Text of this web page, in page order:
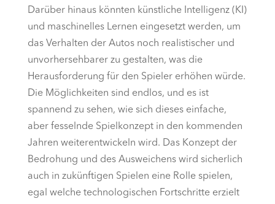
Darüber hinaus könnten künstliche Intelligenz (KI)
und maschinelles Lernen eingesetzt werden, um
das Verhalten der Autos noch realistischer und
unvorhersehbarer zu gestalten, was die
Herausforderung für den Spieler erhöhen würde.
Die Möglichkeiten sind endlos, und es ist
spannend zu sehen, wie sich dieses einfache,
aber fesselnde Spielkonzept in den kommenden
Jahren weiterentwickeln wird. Das Konzept der
Bedrohung und des Ausweichens wird sicherlich
auch in zukünftigen Spielen eine Rolle spielen,
egal welche technologischen Fortschritte erzielt